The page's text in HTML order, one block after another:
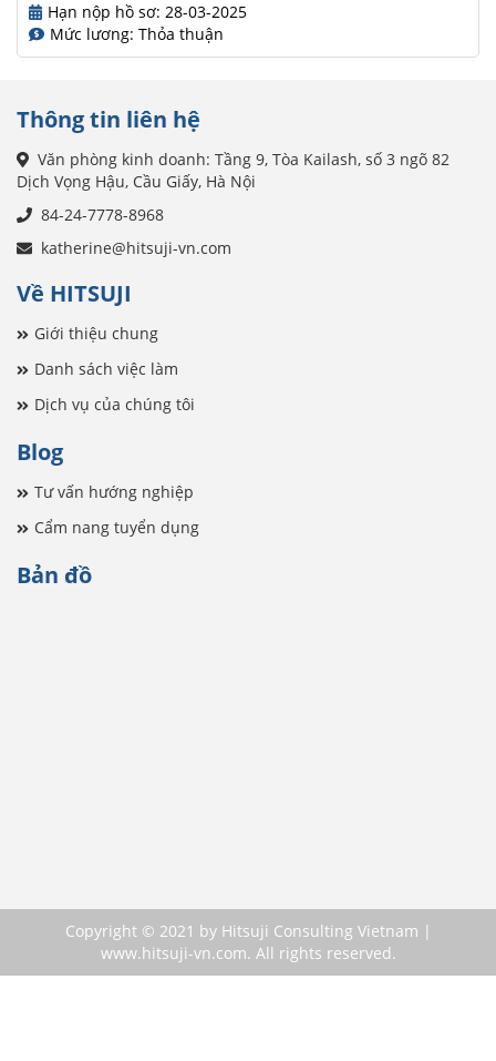
Hạn nộp hồ sơ: 28-03-2025
Mức lương: Thỏa thuận
Thông tin liên hệ
Văn phòng kinh doanh: Tầng 9, Tòa Kailash, số 3 ngõ 82
Dịch Vọng Hậu, Cầu Giấy, Hà Nội
84-24-7778-8968
katherine@hitsuji-vn.com
Về HITSUJI
Giới thiệu chung
Danh sách việc làm
Dịch vụ của chúng tôi
Blog
Tư vấn hướng nghiệp
Cẩm nang tuyển dụng
Bản đồ
Copyright © 2021 by Hitsuji Consulting Vietnam |
www.hitsuji-vn.com. All rights reserved.